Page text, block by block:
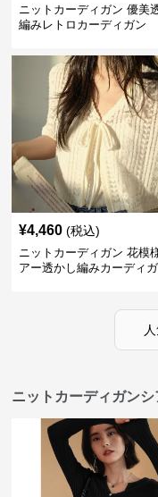
ニットカーディガン 優美
編みレトロカーディガン
¥4,460 (税込)
ニットカーディガン 花模
アー透かし編みカーディ
ニットカーディガン